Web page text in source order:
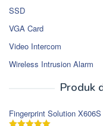
SSD
VGA Card
Video Intercom
Wireless Intrusion Alarm
Produk
Fingerprint Solution